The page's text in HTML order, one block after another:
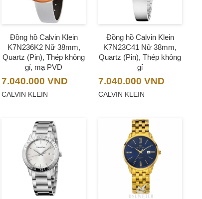
Đồng hồ Calvin Klein
K7N236K2 Nữ 38mm,
Quartz (Pin), Thép không
gỉ, mạ PVD
7.040.000VND
CALVIN KLEIN
Đồng hồ Calvin Klein
K7N23C41 Nữ 38mm,
Quartz (Pin), Thép không
gỉ
7.040.000 VND
CALVIN KLEIN